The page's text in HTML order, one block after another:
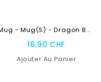
Mug - Mug(s) - Dragon Ball...
16,90 CHF
Ajouter Au Panier